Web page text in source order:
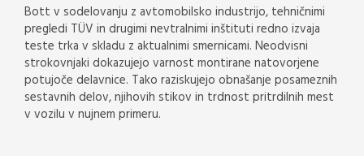
Bott v sodelovanju z avtomobilsko industrijo, tehničnimi
pregledi TÜV in drugimi nevtralnimi inštituti redno izvaja
teste trka v skladu z aktualnimi smernicami. Neodvisni
strokovnjaki dokazujejo varnost montirane natovorjene
potujoče delavnice. Tako raziskujejo obnašanje posameznih
sestavnih delov, njihovih stikov in trdnost pritrdilnih mest
v vozilu v nujnem primeru.